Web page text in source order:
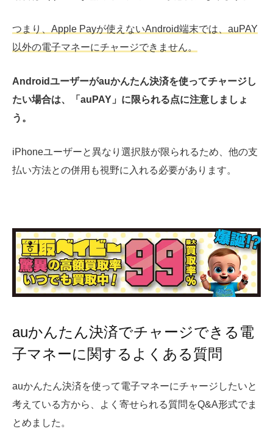
つまり、Apple Payが使えないAndroid端末では、auPAY
以外の電子マネーにチャージできません。
Androidユーザーがauかんたん決済を使ってチャージし
たい場合は、「auPAY」に限られる点に注意しましょ
う。
iPhoneユーザーと異なり選択肢が限られるため、他の支
払い方法との併用も視野に入れる必要があります。
auかんたん決済でチャージできる電
子マネーに関するよくある質問
auかんたん決済を使って電子マネーにチャージしたいと
考えている方から、よく寄せられる質問をQ&A形式でま
とめました。